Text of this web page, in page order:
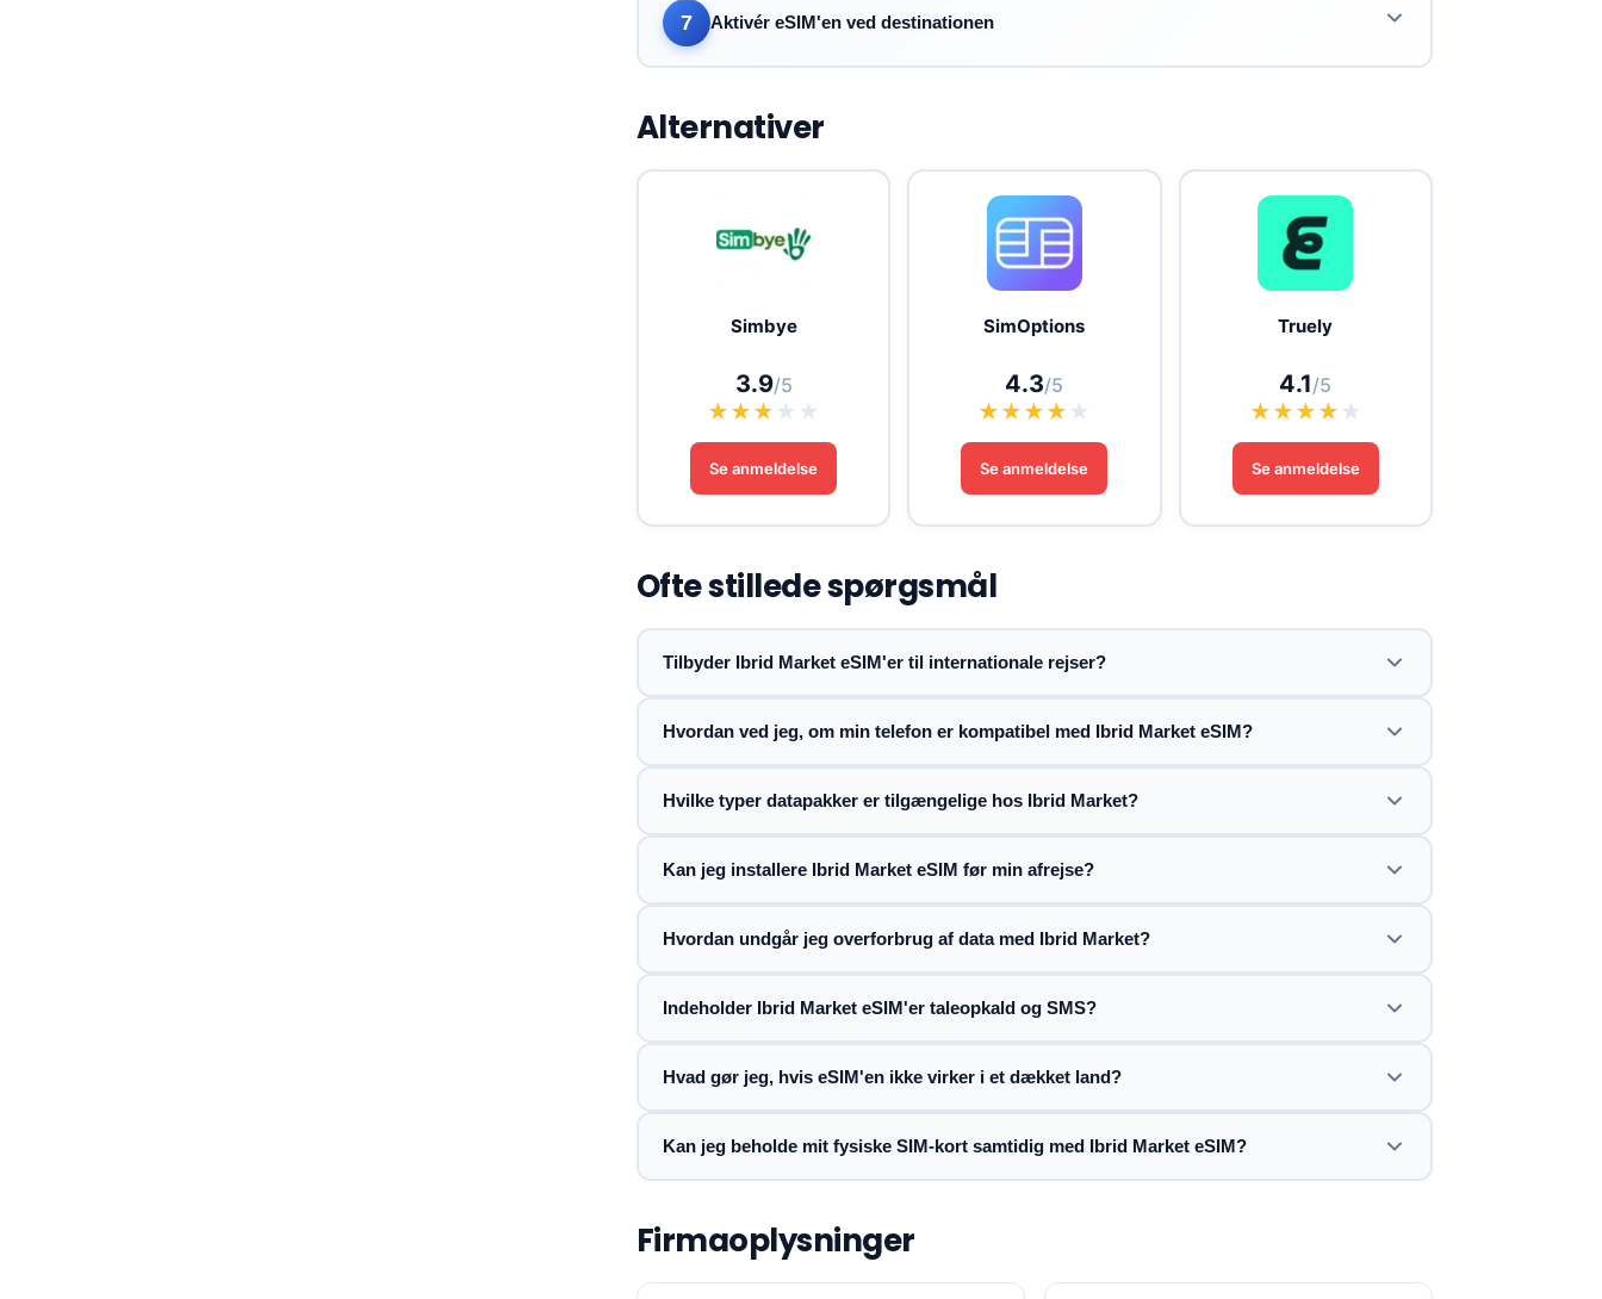
7 Aktivér eSIM'en ved destinationen
Alternativer
Simbye
3.9/5
★★★ ★ ★
Se anmeldelse
SimOptions
4.3/5
★★★★ ★
Se anmeldelse
Truely
4.1/5
★★★★ ★
Se anmeldelse
Ofte stillede spørgsmål
Tilbyder Ibrid Market eSIM'er til internationale rejser?
Hvordan ved jeg, om min telefon er kompatibel med Ibrid Market eSIM?
Hvilke typer datapakker er tilgængelige hos Ibrid Market?
Kan jeg installere Ibrid Market eSIM før min afrejse?
Hvordan undgår jeg overforbrug af data med Ibrid Market?
Indeholder Ibrid Market eSIM'er taleopkald og SMS?
Hvad gør jeg, hvis eSIM'en ikke virker i et dækket land?
Kan jeg beholde mit fysiske SIM-kort samtidig med Ibrid Market eSIM?
Firmaoplysninger